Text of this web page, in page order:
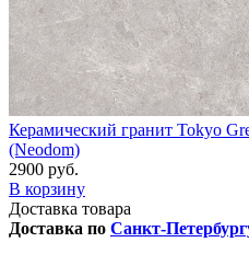
Керамический гранит Tokyo
(Neodom)
2900 руб.
В корзину
Доставка товара
Доставка по Санкт-